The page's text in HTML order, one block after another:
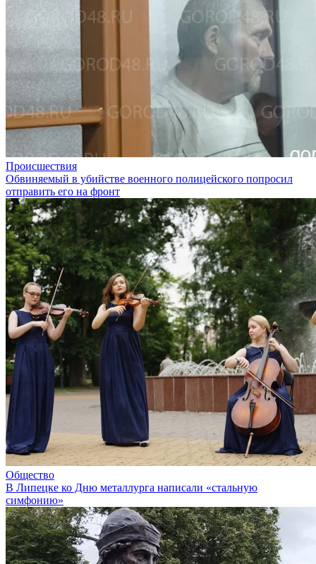
Происшествия
Обвиняемый в убийстве военного полицейского попросил
отправить его на фронт
Общество
В Липецке ко Дню металлурга написали «стальную
симфонию»